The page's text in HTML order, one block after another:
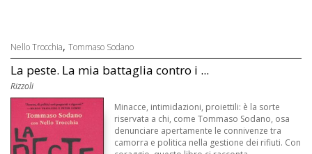
Nello Trocchia, Tommaso Sodano
La peste. La mia battaglia contro i ...
Rizzoli
Minacce, intimidazioni, proiettili: è la sorte
riservata a chi, come Tommaso Sodano, osa
denunciare apertamente le connivenze tra
camorra e politica nella gestione dei rifiuti. Con